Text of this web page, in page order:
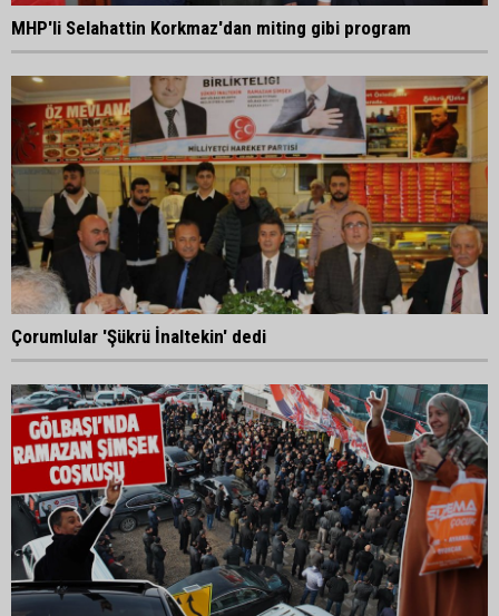
MHP'li Selahattin Korkmaz'dan miting gibi program
Çorumlular 'Şükrü İnaltekin' dedi